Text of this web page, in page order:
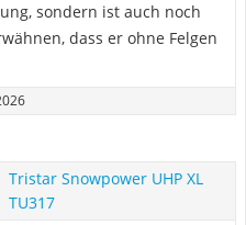
sondern ist auch noch
dass er ohne Felgen
Tristar Snowpower UHP XL
TU317